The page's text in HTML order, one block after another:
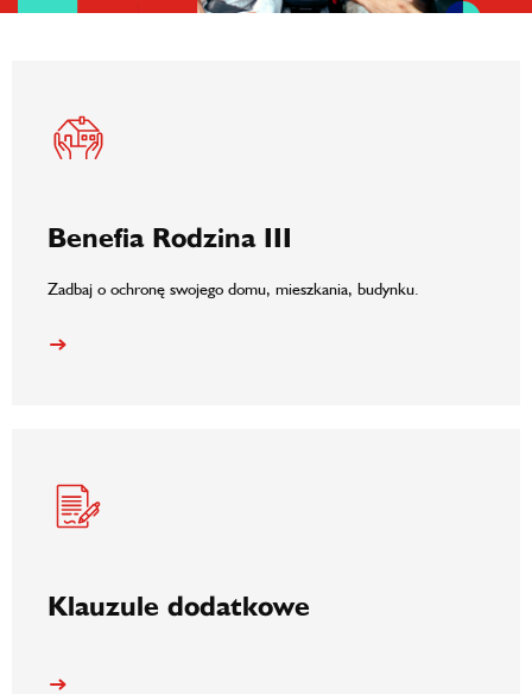
Benefia Rodzina III
Zadbaj o ochronę swojego domu, mieszkania, budynku.
Klauzule dodatkowe